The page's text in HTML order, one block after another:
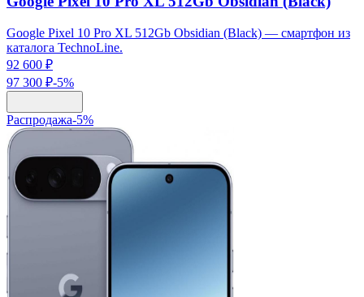
Google Pixel 10 Pro XL 512Gb Obsidian (Black) — смартфон из
каталога TechnoLine.
92 600 ₽
97 300 ₽-5%
Распродажа-5%